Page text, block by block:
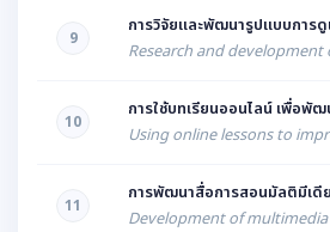
9
การวิจัยและพัฒนารูปแบบการ
Research and
10
การใช้บทเรียนออนไลน์ เพื่อพั
Using online lessons to
11
การพัฒนาสื่อการสอนมัลติมีเดี
Development of